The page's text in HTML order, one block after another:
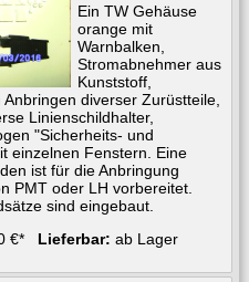
Ein TW Gehäuse
orange mit
Warnbalken,
Stromabnehmer aus
Kunststoff,
diverser Zurüstteile,
Linienschildhalter,
"Sicherheits- und
einzelnen Fenstern. Eine
ist für die Anbringung
PMT oder LH vorbereitet.
sind eingebaut.
€* Lieferbar: ab Lager